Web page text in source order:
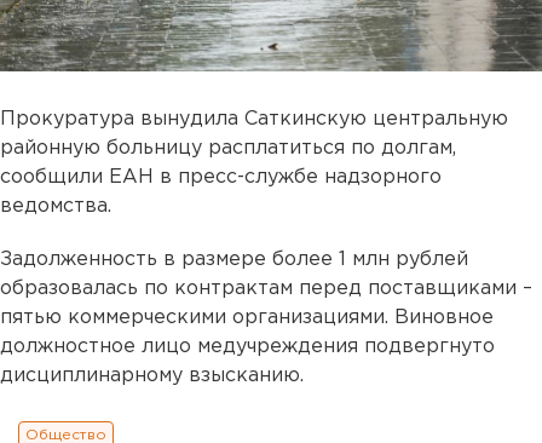
Прокуратура вынудила Саткинскую центральную
районную больницу расплатиться по долгам,
сообщили ЕАН в пресс-службе надзорного
ведомства.
Задолженность в размере более 1 млн рублей
образовалась по контрактам перед поставщиками –
пятью коммерческими организациями. Виновное
должностное лицо медучреждения подвергнуто
дисциплинарному взысканию.
Общество